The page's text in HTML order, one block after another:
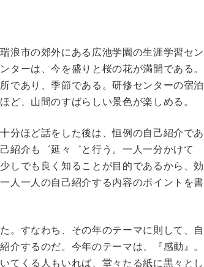
浪市の郊外にある広池学園の生涯学習セン
ターは、今を盛りと桜の花が満開である。
であり、季節である。研修センターの宿泊
ど、山間のすばらしい景色が楽しめる。
分ほど話をした後は、恒例の自己紹介であ
紹介も゛延々゛と行う。一人一分かけて
しでも良く知ることが目的であるから、効
人一人の自己紹介する内容のポイントを書
。すなわち、その年のテーマに則して、自
介するのだ。今年のテーマは、『感動』。
てくる人もいれば、堂々たる紙に黒々とし